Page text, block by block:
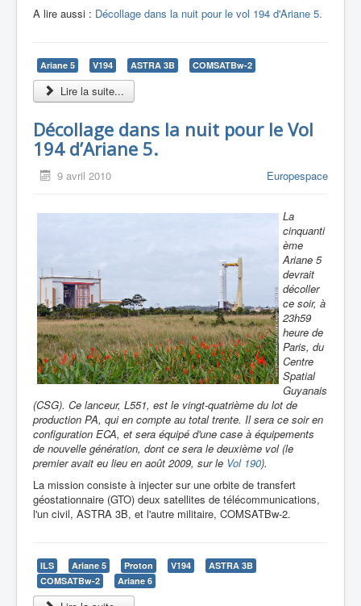
A lire aussi : Décollage dans la nuit pour le vol 194 d'Ariane 5.
Ariane 5 V194 ASTRA 3B COMSATBw-2
Lire la suite...
Décollage dans la nuit pour le Vol
194 d’Ariane 5.
9 avril 2010 Europespace
La
cinquanti
ème
Ariane 5
devrait
décoller
ce soir, à
23h59
heure de
Paris, du
Centre
Spatial
Guyanais
(CSG). Ce lanceur, L551, est le vingt-quatrième du lot de
production PA, qui en compte au total trente. Il sera ce soir en
configuration ECA, et sera équipé d'une case à équipements
de nouvelle génération, dont ce sera le deuxième vol (le
premier avait eu lieu en août 2009, sur le Vol 190).
La mission consiste à injecter sur une orbite de transfert
géostationnaire (GTO) deux satellites de télécommunications,
l'un civil, ASTRA 3B, et l'autre militaire, COMSATBw-2.
ILS Ariane 5 Proton V194
ASTRA 3B
COMSATBw-2
Ariane 6